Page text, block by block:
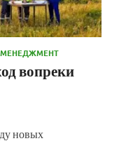
вопреки
новых